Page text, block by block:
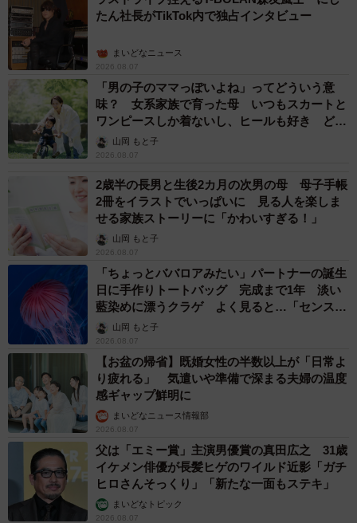
たん社長がTikTok内で独占インタビュー
まいどなニュース
2026.08.07
「男の子のママっぽいよね」ってどういう意
味？ 女系家族で育った母 いつもスカートと
ワンピースしか着ないし、ヒールも好き どの
へんが…
山岡 もと子
2026.08.07
2歳半の長男と生後2カ月の次男の母 母子手帳
2冊をイラストでいっぱいに 見る人を楽しま
せる家族ストーリーに「かわいすぎる！」
山岡 もと子
2026.08.07
「ちょっとババロアみたい」パートナーの誕生
日に手作りトートバッグ 完成まで1年 淡い
藍染めに漂うクラゲ よく見ると…「センスす
ごい」山岡 もと子
2026.08.07
【お盆の帰省】既婚女性の半数以上が「日常よ
り疲れる」 気遣いや準備で深まる夫婦の温度
感ギャップ鮮明に
まいどなニュース情報部
2026.08.07
父は「エミー賞」主演男優賞の真田広之 31歳
イケメン俳優が長髪ヒゲのワイルド近影「ガチ
ヒロさんそっくり」「新たな一面もステキ」
まいどなトピック
2026.08.07